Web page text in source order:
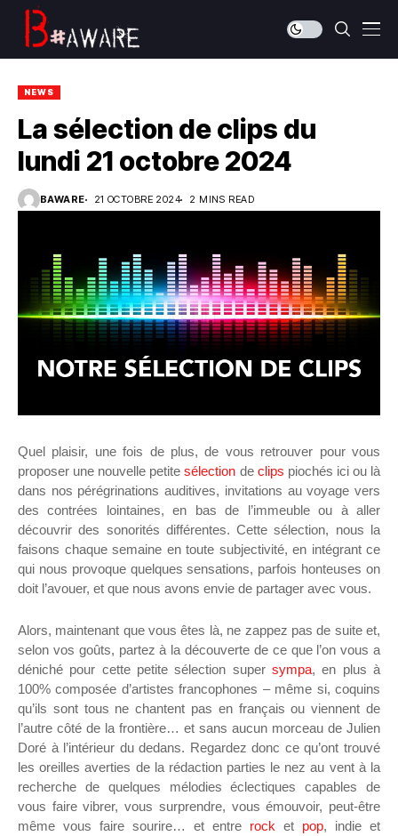
NEWS
La sélection de clips du
lundi 21 octobre 2024
BAWARE 21 OCTOBRE 2024 2 MINS READ
Quel plaisir, une fois de plus, de vous retrouver pour vous
proposer une nouvelle petitesélection de clips piochés ici ou là
dans nos pérégrinations auditives, invitations au voyage vers
des contrées lointaines, en bas de l’immeuble ou à aller
découvrir des sonorités différentes. Cette sélection, nous la
faisons chaque semaine en toute subjectivité, en intégrant ce
qui nous provoque quelques sensations, parfois honteuses on
doit l’avouer, et que nous avons envie de partager avec vous.
Alors, maintenant que vous êtes là, ne zappez pas de suite et,
selon vos goûts, partez à la découverte de ce que l’on vous a
déniché pour cette petite sélection super sympa, en plus à
100% composée d’artistes francophones – même si, coquins
qu’ils sont tous ne chantent pas en français ou viennent de
l’autre côté de la frontière… et sans aucun morceau de Julien
Doré à l’intérieur du dedans. Regardez donc ce qu’ont trouvé
les oreilles averties de la rédaction parties le nez au vent à la
recherche de quelques mélodies éclectiques capables de
vous faire vibrer, vous surprendre, vous émouvoir, peut-être
même vous faire sourire… et entre rock et pop, indie et